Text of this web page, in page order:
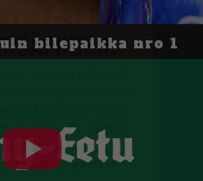
bilepaikka nro 1